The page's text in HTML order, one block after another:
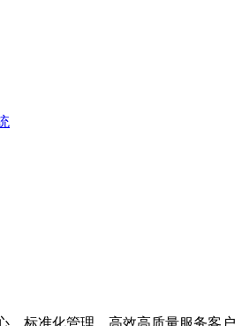
，标准化管理，高效高质量服务客户